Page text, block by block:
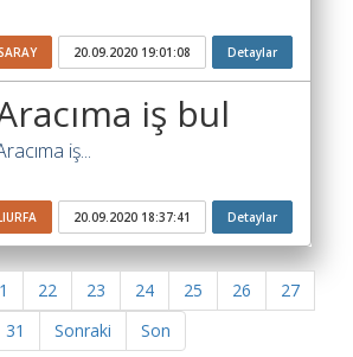
20.09.2020 19:01:08 Detaylar
iş bul
iş...
20.09.2020 18:37:41 Detaylar
22 23 24 25 26
27
31 Sonraki Son